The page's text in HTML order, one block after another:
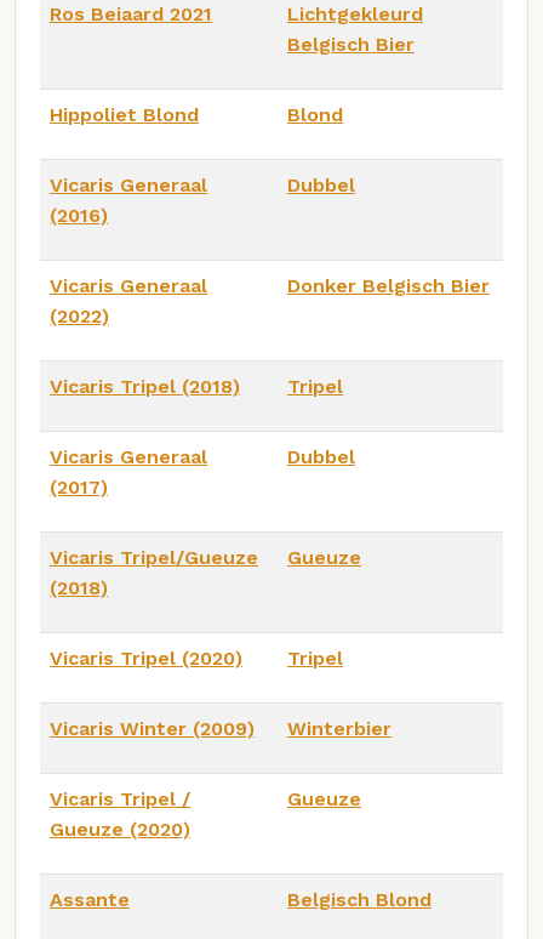
Ros Beiaard 2021
Lichtgekleurd
Belgisch Bier
Hippoliet Blond Blond
Vicaris Generaal
(2016)
Dubbel
Vicaris Generaal
(2022)
Donker Belgisch Bier
Vicaris Tripel (2018) Tripel
Vicaris Generaal
(2017)
Dubbel
Vicaris Tripel/Gueuze
(2018)
Gueuze
Vicaris Tripel (2020) Tripel
Vicaris Winter (2009) Winterbier
Vicaris Tripel /
Gueuze (2020)
Gueuze
Assante Belgisch Blond